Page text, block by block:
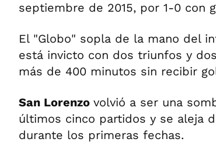
septiembre de 2015, por 1-0 con
El "Globo" sopla de la mano del
está invicto con dos triunfos y
más de 400 minutos sin recibir
San Lorenzo volvió a ser una
últimos cinco partidos y se aleja
durante los primeras fechas.